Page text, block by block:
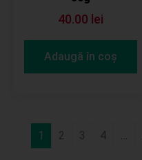
40.00 lei
Adaugă în coș
1 2 3 4